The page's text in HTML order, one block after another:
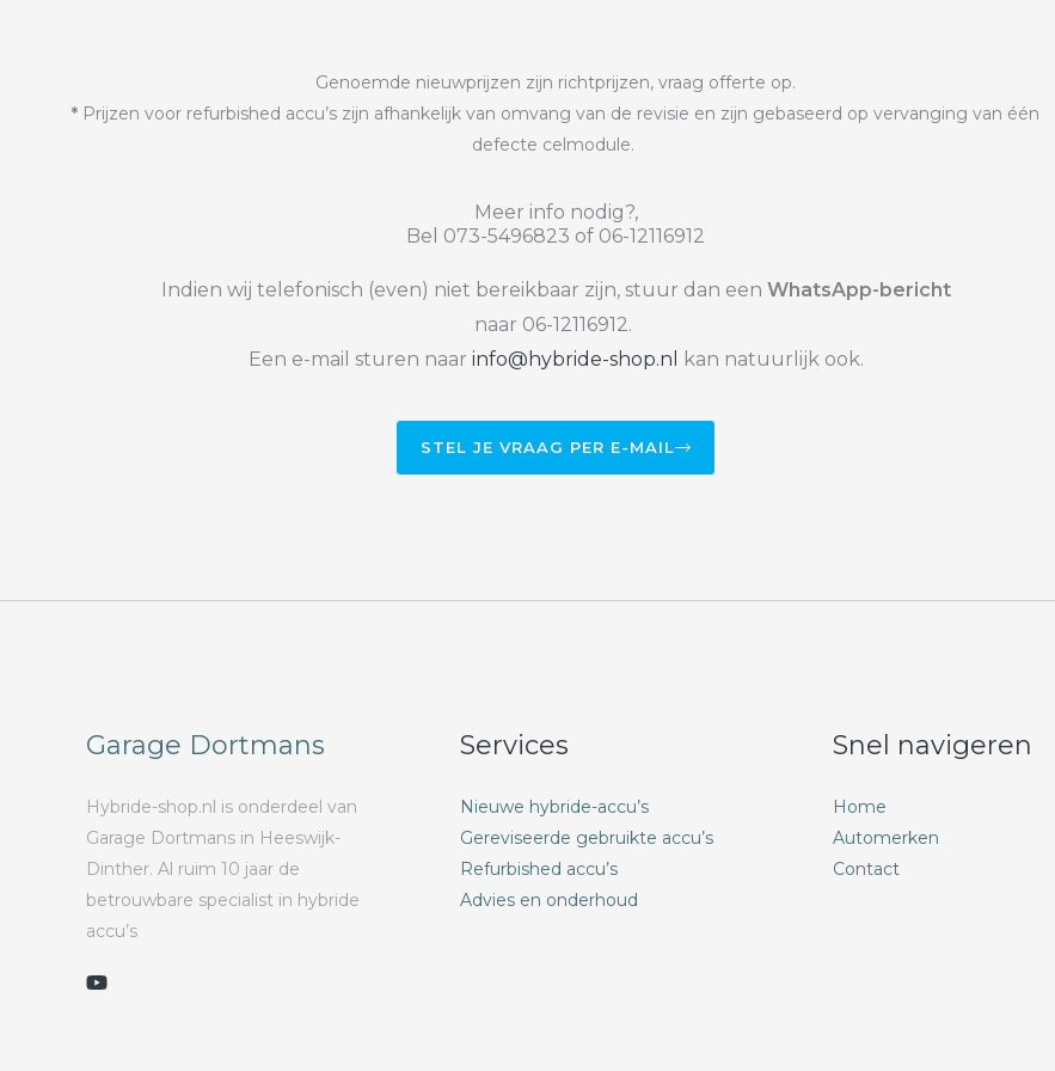
Genoemde nieuwprijzen zijn richtprijzen, vraag offerte op.
* Prijzen voor refurbished accu’s zijn afhankelijk van omvang van de revisie en zijn gebaseerd op vervanging van één
defecte celmodule.
Meer info nodig?,
Bel 073-5496823 of 06-12116912
Indien wij telefonisch (even) niet bereikbaar zijn, stuur dan een WhatsApp-bericht
naar 06-12116912.
Een e-mail sturen naar info@hybride-shop.nl kan natuurlijk ook.
STEL JE VRAAG PER E-MAIL
Garage Dortmans
Hybride-shop.nl is onderdeel van
Garage Dortmans in Heeswijk-
Dinther. Al ruim 10 jaar de
betrouwbare specialist in hybride
accu’s
Services
Nieuwe hybride-accu’s
Gereviseerde gebruikte accu’s
Refurbished accu’s
Advies en onderhoud
Snel navigeren
Home
Automerken
Contact